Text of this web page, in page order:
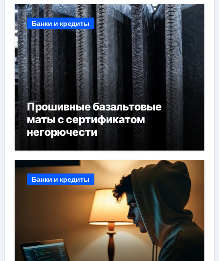
Банки и кредиты
Прошивные базальтовые
маты с сертификатом
негорючести
Банки и кредиты